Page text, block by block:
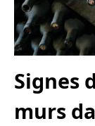
Signes
murs